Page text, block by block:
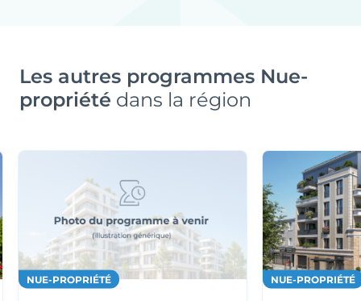
Les autres programmes Nue-
propriété dans la région
NUE-PROPRIÉTÉ NUE-PROPRIÉTÉ